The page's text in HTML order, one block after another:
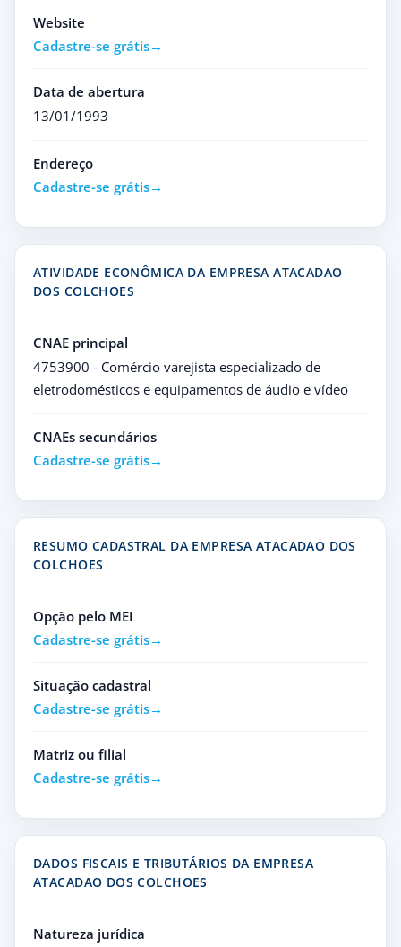
Website
Cadastre-se grátis
Data de abertura
13/01/1993
Endereço
Cadastre-se grátis
ATIVIDADE ECONÔMICA DA EMPRESA ATACADAO
DOS COLCHOES
CNAE principal
4753900 - Comércio varejista especializado de
eletrodomésticos e equipamentos de áudio e vídeo
CNAEs secundários
Cadastre-se grátis
RESUMO CADASTRAL DA EMPRESA ATACADAO DOS
COLCHOES
Opção pelo MEI
Cadastre-se grátis
Situação cadastral
Cadastre-se grátis
Matriz ou filial
Cadastre-se grátis
DADOS FISCAIS E TRIBUTÁRIOS DA EMPRESA
ATACADAO DOS COLCHOES
Natureza jurídica